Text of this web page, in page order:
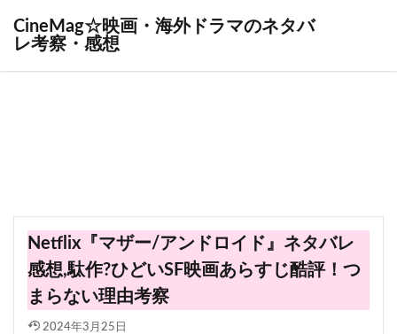
CineMag☆映画・海外ドラマのネタバ
レ考察・感想
Netflix『マザー/アンドロイド』ネタバレ
感想,駄作?ひどいSF映画あらすじ酷評！つ
まらない理由考察
2024年3月25日